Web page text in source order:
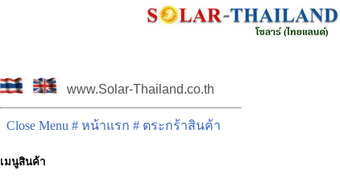
www.Solar-Thailand.co.th
Close Menu # หน้าแรก # ตระกร้าสินค้า
เมนูสินค้า